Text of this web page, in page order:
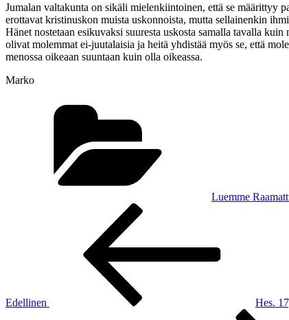
Jumalan valtakunta on sikäli mielenkiintoinen, että se määrittyy
erottavat kristinuskon muista uskonnoista, mutta sellainenkin
Hänet nostetaan esikuvaksi suuresta uskosta samalla tavalla
olivat molemmat ei-juutalaisia ja heitä yhdistää myös se, että
menossa oikeaan suuntaan kuin olla oikeassa.
Marko
Luemme
Edellinen
Hes.